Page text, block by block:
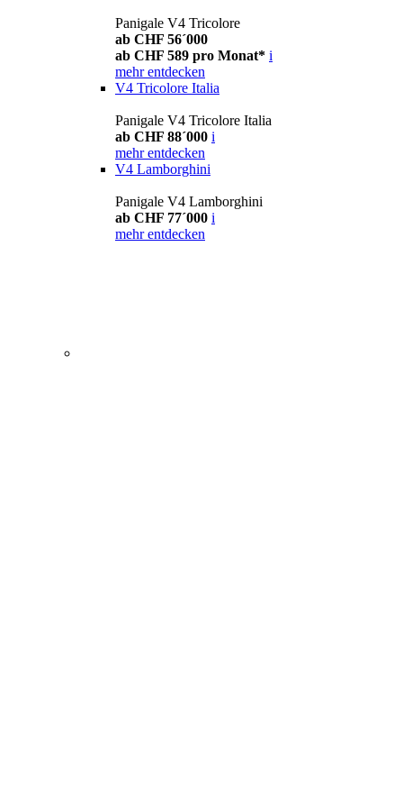
Panigale V4 Tricolore
ab CHF 56´000
ab CHF 589 pro Monat* i
mehr entdecken
V4 Tricolore Italia
Panigale V4 Tricolore Italia
ab CHF 88´000 i
mehr entdecken
V4 Lamborghini
Panigale V4 Lamborghini
ab CHF 77´000 i
mehr entdecken